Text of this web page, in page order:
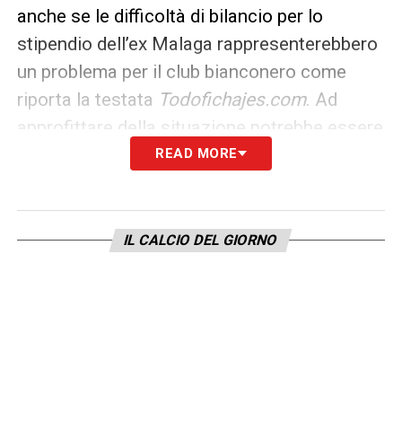
anche se le difficoltà di bilancio per lo
stipendio dell’ex Malaga rappresenterebbero
un problema per il club bianconero come
riporta la testata Todofichajes.com. Ad
approfittare della situazione potrebbe essere
, con JoséMourinho
nome di Isco. Il talento del Real sarebbe
valutato circa20 milionidi euro dai
READ MORE
IL CALCIO DEL GIORNO